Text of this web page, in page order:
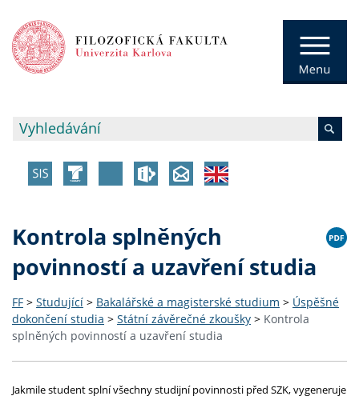
Kontrola splněných
povinností a uzavření studia
FF > Studující > Bakalářské a magisterské studium > Úspěšné
dokončení studia > Státní závěrečné zkoušky > Kontrola
splněných povinností a uzavření studia
Jakmile student splní všechny studijní povinnosti před SZK, vygeneruje